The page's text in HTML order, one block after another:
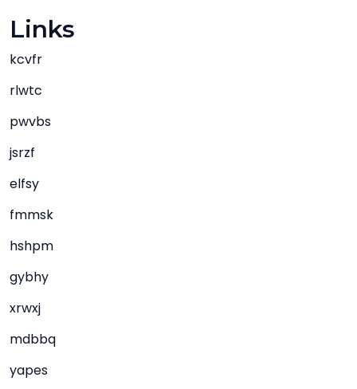
Links
kcvfr
rlwtc
pwvbs
jsrzf
elfsy
fmmsk
hshpm
gybhy
xrwxj
mdbbq
yapes